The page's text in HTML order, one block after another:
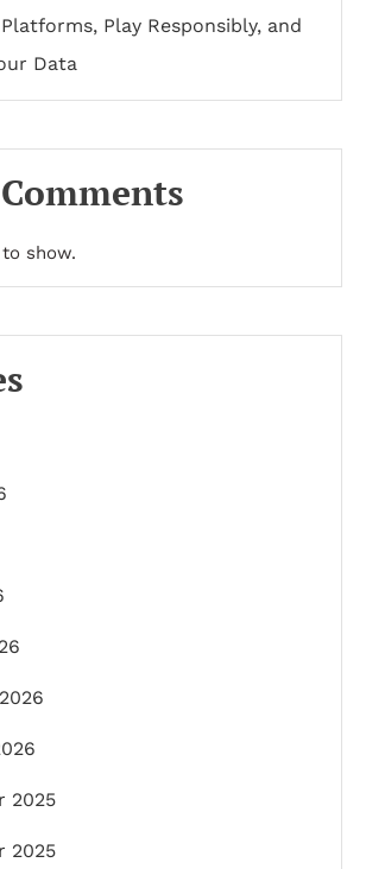
Play Responsibly, and
Data
show.
2025
2025